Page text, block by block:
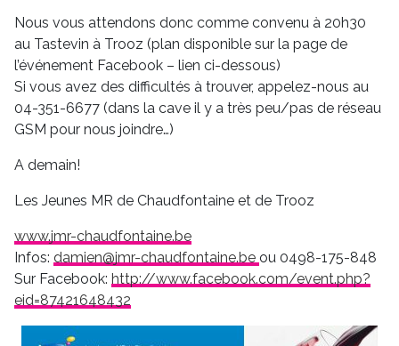
Nous vous attendons donc comme convenu à 20h30
au Tastevin à Trooz (plan disponible sur la page de
l’événement Facebook – lien ci-dessous)
Si vous avez des difficultés à trouver, appelez-nous au
04-351-6677 (dans la cave il y a très peu/pas de réseau
GSM pour nous joindre…)
A demain!
Les Jeunes MR de Chaudfontaine et de Trooz
www.jmr-chaudfontaine.be
Infos: damien@jmr-chaudfontaine.be ou 0498-175-848
Sur Facebook: http://www.facebook.com/event.php?
eid=87421648432